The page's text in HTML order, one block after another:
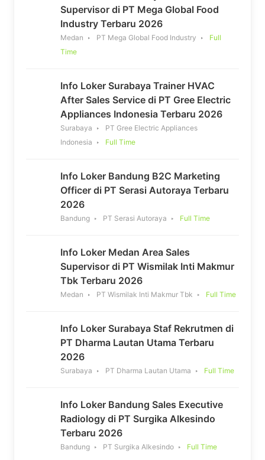
Supervisor di PT Mega Global Food
Industry Terbaru 2026
Medan PT Mega Global Food Industry
Full
Time
Info Loker Surabaya Trainer HVAC
After Sales Service di PT Gree Electric
Appliances Indonesia Terbaru 2026
Surabaya
PT Gree Electric Appliances
Indonesia
Full Time
Info Loker Bandung B2C Marketing
Officer di PT Serasi Autoraya Terbaru
2026
Bandung PT Serasi Autoraya Full Time
Info Loker Medan Area Sales
Supervisor di PT Wismilak Inti Makmur
Tbk Terbaru 2026
Medan PT Wismilak Inti Makmur Tbk Full Time
Info Loker Surabaya Staf Rekrutmen di
PT Dharma Lautan Utama Terbaru
2026
Surabaya PT Dharma Lautan Utama Full Time
Info Loker Bandung Sales Executive
Radiology di PT Surgika Alkesindo
Terbaru 2026
Bandung PT Surgika Alkesindo Full Time